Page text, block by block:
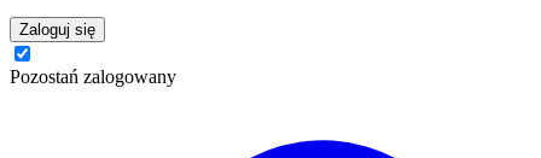
Zaloguj się
Pozostań zalogowany